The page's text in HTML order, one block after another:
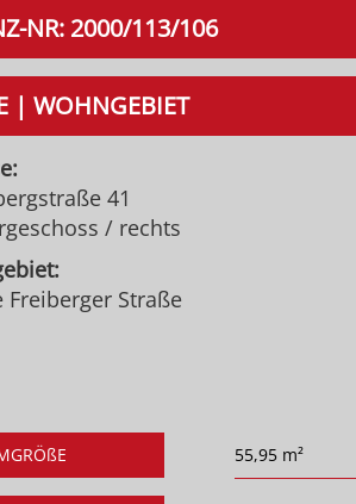
NR: 2000/113/106
| WOHNGEBIET
41
/ rechts
Freiberger Straße
55,95 m²